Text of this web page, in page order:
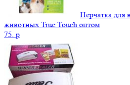
Перчатка для
животных True Touch оптом
75. p